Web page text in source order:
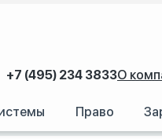
+7 (495) 234 3833О
Право